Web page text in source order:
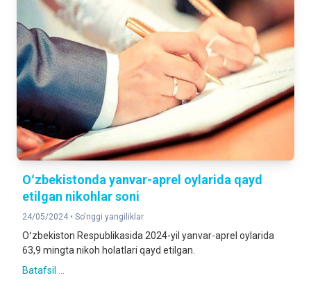
Oʻzbekistonda yanvar-aprel oylarida qayd
etilgan nikohlar soni
24/05/2024 • So'nggi yangiliklar
Oʻzbekiston Respublikasida 2024-yil yanvar-aprel oylarida
63,9 mingta nikoh holatlari qayd etilgan.
Batafsil ...